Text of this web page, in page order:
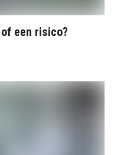
een risico?